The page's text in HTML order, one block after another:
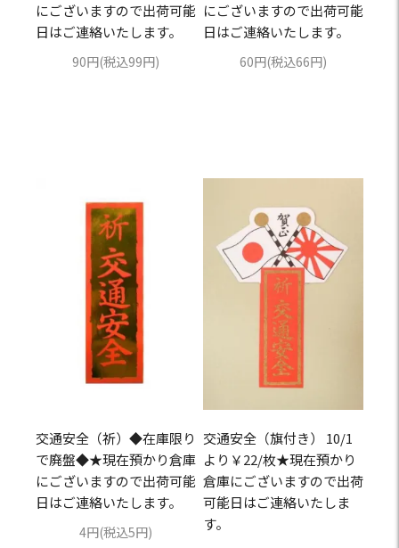
にございますので出荷可能
日はご連絡いたします。
90円(税込99円)
にございますので出荷可能
日はご連絡いたします。
60円(税込66円)
交通安全（祈）◆在庫限り
で廃盤◆★現在預かり倉庫
にございますので出荷可能
日はご連絡いたします。
4円(税込5円)
交通安全（旗付き） 10/1
より￥22/枚★現在預かり
倉庫にございますので出荷
可能日はご連絡いたしま
す。